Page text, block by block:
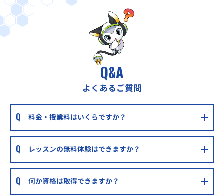
Q&A
よくあるご質問
料金・授業料はいくらですか？
レッスンの無料体験はできますか？
何か資格は取得できますか？